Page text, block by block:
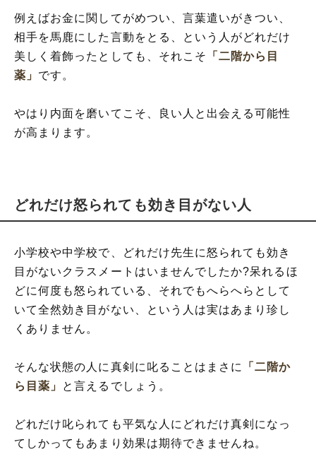
例えばお金に関してがめつい、言葉遣いがきつい、
相手を馬鹿にした言動をとる、という人がどれだけ
美しく着飾ったとしても、それこそ
「二階から目
薬」 です。
やはり内面を磨いてこそ、良い人と出会える可能性
が高まります。
どれだけ怒られても効き目がない人
小学校や中学校で、どれだけ先生に怒られても効き
目がないクラスメートはいませんでしたか?呆れるほ
どに何度も怒られている、それでもへらへらとして
いて全然効き目がない、という人は実はあまり珍し
くありません。
そんな状態の人に真剣に叱ることはまさに
「二階か
ら目薬」
と言えるでしょう。
どれだけ叱られても平気な人にどれだけ真剣になっ
てしかってもあまり効果は期待できませんね。